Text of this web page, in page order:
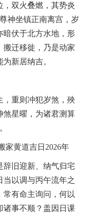
，双火叠燃，其势炎
神坐镇正南离宫，岁
暗伏于北方水地，形
搬迁移徙，乃是动家
新居纳吉。
，重则冲犯岁煞，殃
煞星曜，为诸君测算
家黄道吉日2026年
辞旧迎新、纳气归宅
当以调与丙午流年之
有命主询问，何以
诸事不顺？盖因日课